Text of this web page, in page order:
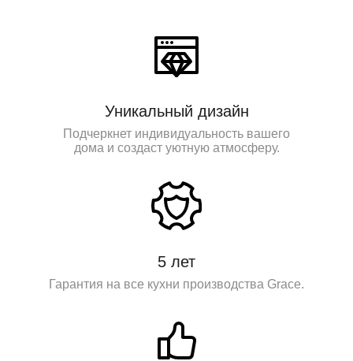
Уникальный дизайн
Подчеркнет индивидуальность вашего
дома и создаст уютную атмосферу.
5 лет
Гарантия на все кухни производства Grace.